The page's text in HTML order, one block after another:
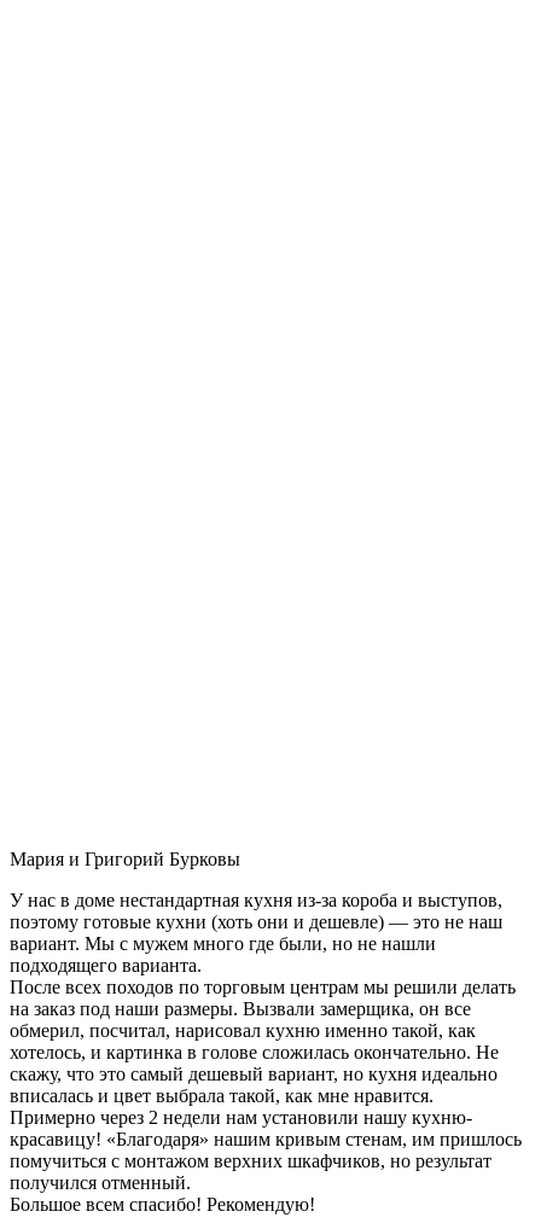
Мария и Григорий Бурковы
У нас в доме нестандартная кухня из-за короба и выступов,
поэтому готовые кухни (хоть они и дешевле) — это не наш
вариант. Мы с мужем много где были, но не нашли
подходящего варианта.
После всех походов по торговым центрам мы решили делать
на заказ под наши размеры. Вызвали замерщика, он все
обмерил, посчитал, нарисовал кухню именно такой, как
хотелось, и картинка в голове сложилась окончательно. Не
скажу, что это самый дешевый вариант, но кухня идеально
вписалась и цвет выбрала такой, как мне нравится.
Примерно через 2 недели нам установили нашу кухню-
красавицу! «Благодаря» нашим кривым стенам, им пришлось
помучиться с монтажом верхних шкафчиков, но результат
получился отменный.
Большое всем спасибо! Рекомендую!